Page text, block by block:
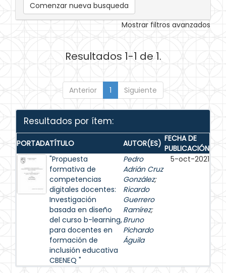
Comenzar nueva busqueda
Mostrar filtros avanzados
Resultados 1-1 de 1.
Anterior 1 Siguiente
Resultados por ítem:
PORTADATÍTULO AUTOR(ES) FECHA DE
PUBLICACIÓN
"Propuesta
formativa de
competencias
digitales docentes:
Investigación
basada en diseño
del curso b-learning,
para docentes en
formación de
inclusión educativa
CBENEQ "
Pedro
Adrián Cruz
González;
Ricardo
Guerrero
Ramírez;
Bruno
Pichardo
Águila
5-oct-2021